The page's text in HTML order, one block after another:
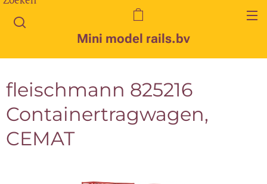
Mini model rails.bv
fleischmann 825216
Containertragwagen,
CEMAT